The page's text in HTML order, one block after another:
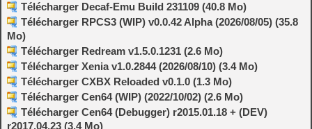
Télécharger Decaf-Emu Build 231109 (40.8 Mo)
Télécharger RPCS3 (WIP) v0.0.42 Alpha (2026/08/05) (35.8
Mo)
Télécharger Redream v1.5.0.1231 (2.6 Mo)
Télécharger Xenia v1.0.2844 (2026/08/10) (3.4 Mo)
Télécharger CXBX Reloaded v0.1.0 (1.3 Mo)
Télécharger Cen64 (WIP) (2022/10/02) (2.6 Mo)
Télécharger Cen64 (Debugger) r2015.01.18 + (DEV)
r2017.04.23 (3.4 Mo)